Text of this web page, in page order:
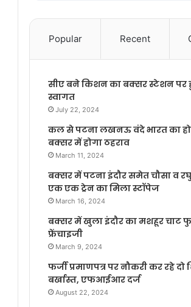
Popular Recent
सीए बने किशन का बक्सर स्टेशन पर
स्वागत
July 22, 2024
कल से पटना लखनऊ वंदे भारत का
बक्सर में होगा ठहराव
March 11, 2024
बक्सर में पटना इंदौर समेत चौसा व
एक एक ट्रेन का मिला स्टॉपेज
March 16, 2024
बक्सर में खुला इंदौर का मशहूर चाट
फ्रेंचाइजी
March 9, 2024
फर्जी प्रमाणपत्र पर नौकरी कर रहे दो
बर्खास्त, एफआईआर दर्ज
August 22, 2024